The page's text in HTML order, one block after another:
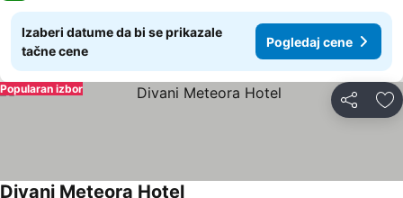
Izaberi datume da bi se prikazale
tačne cene
Pogledaj cene
Deli
Popularan izbor
Divani Meteora Hotel